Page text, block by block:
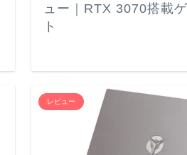
ュー｜RTX 3070搭載
ト
レビュー